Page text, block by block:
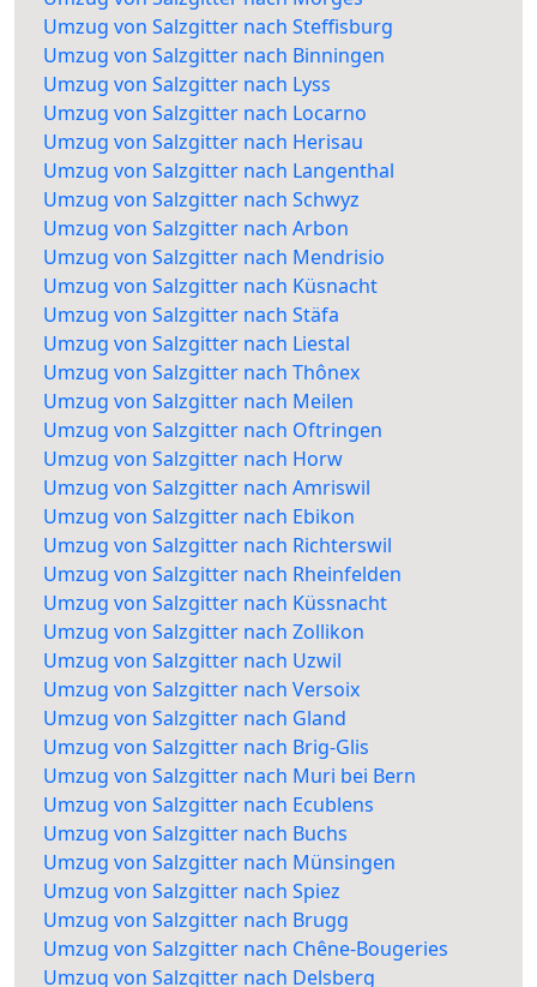
Umzug von Salzgitter nach Steffisburg
Umzug von Salzgitter nach Binningen
Umzug von Salzgitter nach Lyss
Umzug von Salzgitter nach Locarno
Umzug von Salzgitter nach Herisau
Umzug von Salzgitter nach Langenthal
Umzug von Salzgitter nach Schwyz
Umzug von Salzgitter nach Arbon
Umzug von Salzgitter nach Mendrisio
Umzug von Salzgitter nach Küsnacht
Umzug von Salzgitter nach Stäfa
Umzug von Salzgitter nach Liestal
Umzug von Salzgitter nach Thônex
Umzug von Salzgitter nach Meilen
Umzug von Salzgitter nach Oftringen
Umzug von Salzgitter nach Horw
Umzug von Salzgitter nach Amriswil
Umzug von Salzgitter nach Ebikon
Umzug von Salzgitter nach Richterswil
Umzug von Salzgitter nach Rheinfelden
Umzug von Salzgitter nach Küssnacht
Umzug von Salzgitter nach Zollikon
Umzug von Salzgitter nach Uzwil
Umzug von Salzgitter nach Versoix
Umzug von Salzgitter nach Gland
Umzug von Salzgitter nach Brig-Glis
Umzug von Salzgitter nach Muri bei Bern
Umzug von Salzgitter nach Ecublens
Umzug von Salzgitter nach Buchs
Umzug von Salzgitter nach Münsingen
Umzug von Salzgitter nach Spiez
Umzug von Salzgitter nach Brugg
Umzug von Salzgitter nach Chêne-Bougeries
Umzug von Salzgitter nach Delsberg